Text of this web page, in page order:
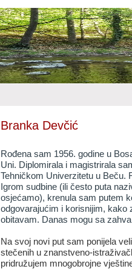
Branka Devčić
Rođena sam 1956. godine u
Uni. Diplomirala i magistrirala
Tehničkom Univerzitetu u Beču.
Igrom sudbine (ili često puta
osjećamo), krenula sam putem
odgovarajućim i korisnijim, kako
obitavam. Danas mogu sa
Na svoj novi put sam ponijela
stečenih u znanstveno-
pridružujem mnogobrojne